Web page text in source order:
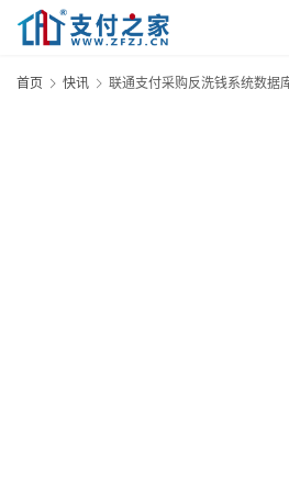
首页 快讯 联通支付采购反洗钱系统数据